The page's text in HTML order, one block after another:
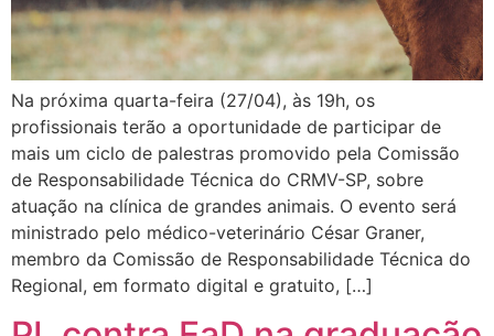
Na próxima quarta-feira (27/04), às 19h, os
profissionais terão a oportunidade de participar de
mais um ciclo de palestras promovido pela Comissão
de Responsabilidade Técnica do CRMV-SP, sobre
atuação na clínica de grandes animais. O evento será
ministrado pelo médico-veterinário César Graner,
membro da Comissão de Responsabilidade Técnica do
Regional, em formato digital e gratuito, […]